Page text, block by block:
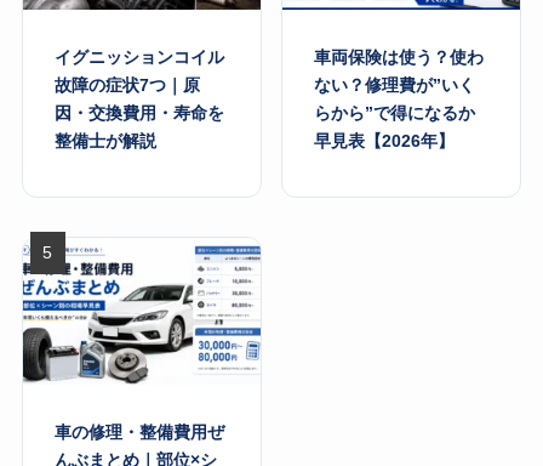
イグニッションコイル
故障の症状7つ｜原
因・交換費用・寿命を
整備士が解説
車両保険は使う？使わ
ない？修理費が”いく
らから”で得になるか
早見表【2026年】
車の修理・整備費用ぜ
んぶまとめ｜部位×シ